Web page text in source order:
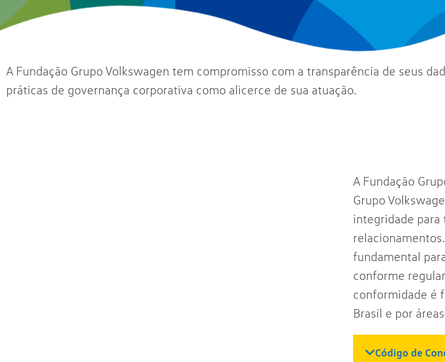
A Fundação Grupo Volkswagen tem compromisso com a transparência de seus
práticas de governança corporativa como alicerce de sua atuação.
A Fundação
Grupo
integridade para
fundamental
conforme
conformidade é
Brasil e por
Código de